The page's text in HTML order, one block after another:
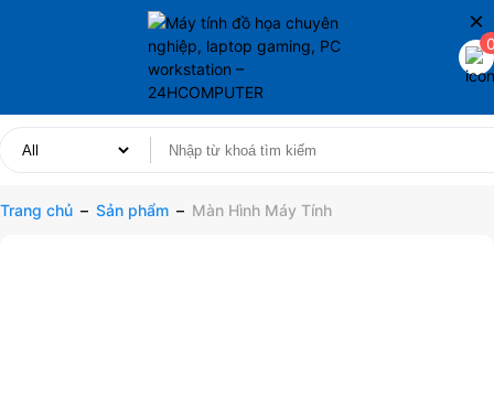
Trang chủ – Sản phẩm – Màn Hình Máy Tính
×